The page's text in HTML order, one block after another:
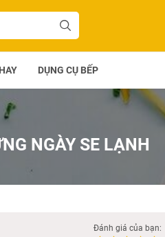
DỤNG CỤ BẾP
NGÀY SE LẠNH
Đánh giá của bạn: